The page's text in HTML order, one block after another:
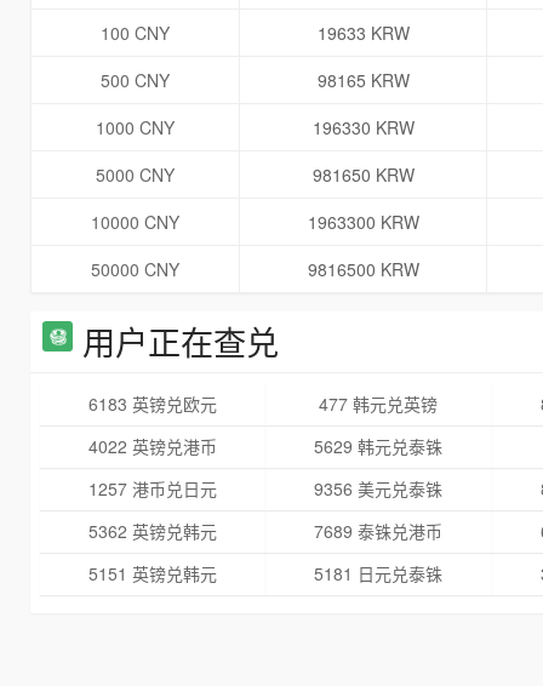
100 CNY
19633 KRW
500 CNY
98165 KRW
1000 CNY
196330 KRW
5000 CNY
981650 KRW
10000 CNY
1963300 KRW
50000 CNY
9816500 KRW
用户正在查兑
6183 英镑兑欧元 477 韩元兑英镑
4022 英镑兑港币
5629 韩元兑泰铢
1257 港币兑日元
9356 美元兑泰铢
5362 英镑兑韩元
7689 泰铢兑港币
5151 英镑兑韩元
5181 日元兑泰铢